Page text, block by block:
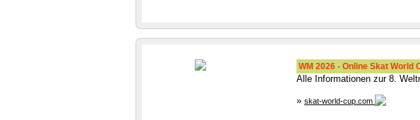
WM 2026 - Online Skat World
Alle Informationen zur 8.
» skat-world-cup.com